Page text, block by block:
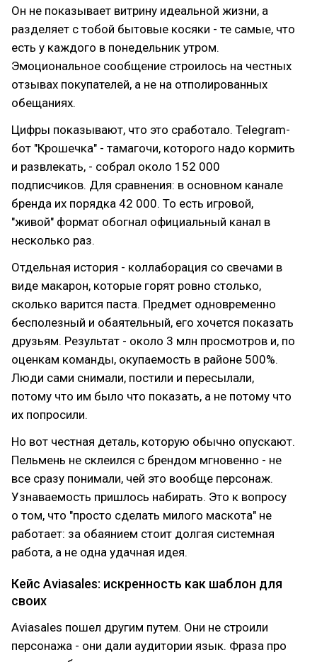
Он не показывает витрину идеальной жизни, а
разделяет с тобой бытовые косяки - те самые, что
есть у каждого в понедельник утром.
Эмоциональное сообщение строилось на честных
отзывах покупателей, а не на отполированных
обещаниях.
Цифры показывают, что это сработало. Telegram-
бот "Крошечка" - тамагочи, которого надо кормить
и развлекать, - собрал около 152 000
подписчиков. Для сравнения: в основном канале
бренда их порядка 42 000. То есть игровой,
"живой" формат обогнал официальный канал в
несколько раз.
Отдельная история - коллаборация со свечами в
виде макарон, которые горят ровно столько,
сколько варится паста. Предмет одновременно
бесполезный и обаятельный, его хочется показать
друзьям. Результат - около 3 млн просмотров и, по
оценкам команды, окупаемость в районе 500%.
Люди сами снимали, постили и пересылали,
потому что им было что показать, а не потому что
их попросили.
Но вот честная деталь, которую обычно опускают.
Пельмень не склеился с брендом мгновенно - не
все сразу понимали, чей это вообще персонаж.
Узнаваемость пришлось набирать. Это к вопросу
о том, что "просто сделать милого маскота" не
работает: за обаянием стоит долгая системная
работа, а не одна удачная идея.
Кейс Aviasales: искренность как шаблон для
своих
Aviasales пошел другим путем. Они не строили
персонажа - они дали аудитории язык. Фраза про